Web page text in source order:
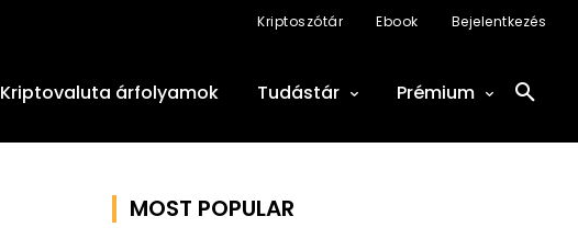
Kriptoszótár Ebook Bejelentkezés
Kriptovaluta árfolyamok Tudástár Prémium
MOST POPULAR